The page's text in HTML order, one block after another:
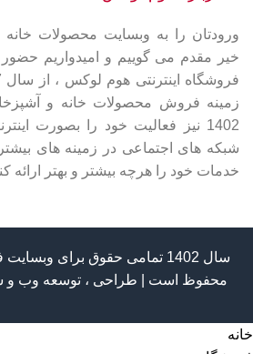
ورودتان را به وبسایت محصولات
خیر مقدم می گوییم و امیدواریم
زمینه فروش محصولات خانه و
1402 نیز فعالیت خود را بصورت
شبکه های اجتماعی در زمینه های
خدمات خود را هرچه بیشتر و بهتر ارائه
سال 1402 تمامی حقوق برای
محفوظ است | طراحی ، توسعه وب و
خانه